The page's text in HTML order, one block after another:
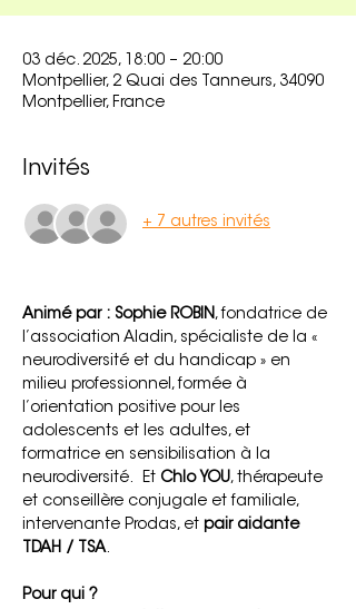
03 déc. 2025, 18:00 – 20:00
Montpellier, 2 Quai des Tanneurs, 34090
Montpellier, France
Invités
+ 7 autres invités
Animé par : Sophie ROBIN , fondatrice de
l’association Aladin, spécialiste de la «
neurodiversité et du handicap » en
milieu professionnel, formée à
l’orientation positive pour les
adolescents et les adultes, et
formatrice en sensibilisation à la
neurodiversité.  Et Chlo YOU, thérapeute
et conseillère conjugale et familiale,
intervenante Prodas, et pair aidante
TDAH / TSA.
Pour qui ?